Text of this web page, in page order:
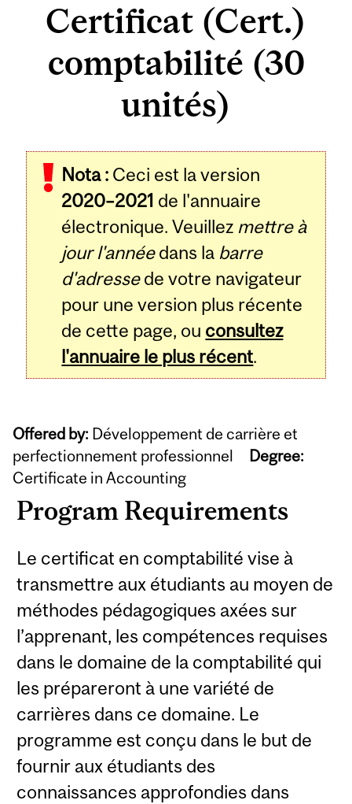
Certificat (Cert.)
comptabilité (30
unités)
Nota : Ceci est la version
2020–2021 de l'annuaire
électronique. Veuillez mettre à
jour l'annéedans la barre
d'adressede votre navigateur
pour une version plus récente
de cette page, ou consultez
l'annuaire le plus récent.
Offered by: Développement de carrière et
perfectionnement professionnel Degree:
Certificate in Accounting
Program Requirements
Le certificat en comptabilité vise à
transmettre aux étudiants au moyen de
méthodes pédagogiques axées sur
l’apprenant, les compétences requises
dans le domaine de la comptabilité qui
les prépareront à une variété de
carrières dans ce domaine. Le
programme est conçu dans le but de
fournir aux étudiants des
connaissances approfondies dans